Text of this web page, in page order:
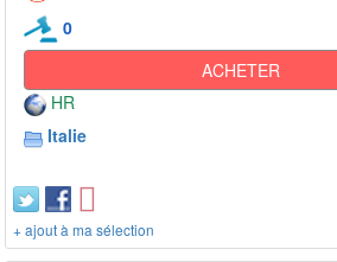
0
ACHETER
HR
Italie
+ ajout à ma sélection